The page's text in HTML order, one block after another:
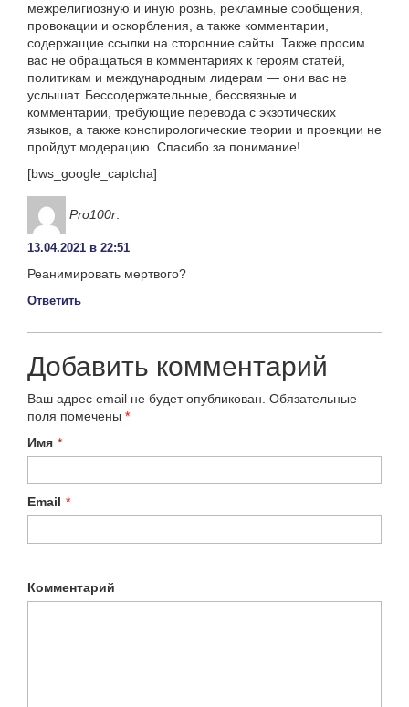
межрелигиозную и иную рознь, рекламные сообщения,
провокации и оскорбления, а также комментарии,
содержащие ссылки на сторонние сайты. Также просим
вас не обращаться в комментариях к героям статей,
политикам и международным лидерам — они вас не
услышат. Бессодержательные, бессвязные и
комментарии, требующие перевода с экзотических
языков, а также конспирологические теории и проекции не
пройдут модерацию. Спасибо за понимание!
[bws_google_captcha]
Pro100r:
13.04.2021 в 22:51
Реанимировать мертвого?
Ответить
Добавить комментарий
Ваш адрес email не будет опубликован. Обязательные
поля помечены *
Имя *
Email *
Комментарий